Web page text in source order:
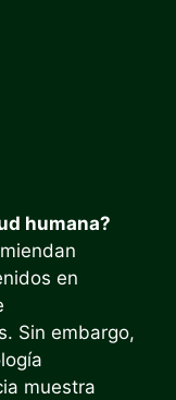
humana?
en
Sin embargo,
muestra